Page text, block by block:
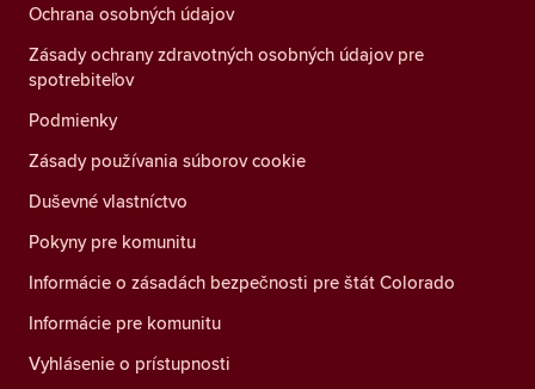
Ochrana osobných údajov
Zásady ochrany zdravotných osobných údajov pre
spotrebiteľov
Podmienky
Zásady používania súborov cookie
Duševné vlastníctvo
Pokyny pre komunitu
Informácie o zásadách bezpečnosti pre štát Colorado
Informácie pre komunitu
Vyhlásenie o prístupnosti